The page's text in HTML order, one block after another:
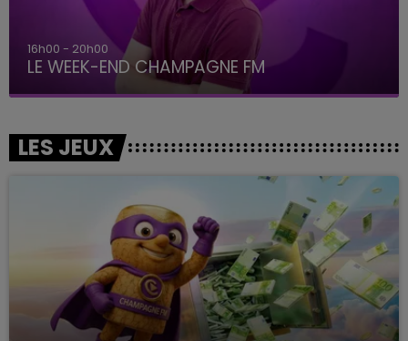
16h00 - 20h00
LE WEEK-END CHAMPAGNE FM
LES JEUX